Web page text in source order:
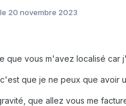
le 20 novembre 2023
que vous m'avez localisé car
que je ne peux que avoir
que allez vous me